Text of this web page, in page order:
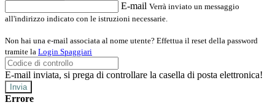
E-mail Verrà inviato un messaggio
all'indirizzo indicato con le istruzioni necessarie.
Non hai una e-mail associata al nome utente? Effettua il reset della password
tramite la Login Spaggiari
E-mail inviata, si prega di controllare la casella di posta elettronica!
Errore